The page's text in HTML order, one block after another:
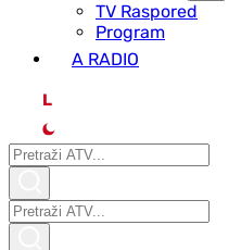
ТV Raspored
Program
A RADIO
L